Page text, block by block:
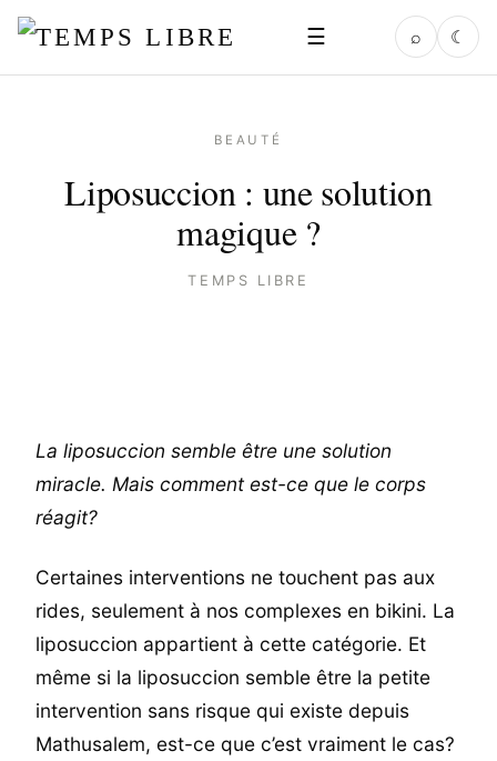
☰ ⌕ ☾
BEAUTÉ
Liposuccion : une solution
magique ?
TEMPS LIBRE
La liposuccion semble être une solution
miracle. Mais comment est-ce que le corps
réagit?
Certaines interventions ne touchent pas aux
rides, seulement à nos complexes en bikini. La
liposuccion appartient à cette catégorie. Et
même si la liposuccion semble être la petite
intervention sans risque qui existe depuis
Mathusalem, est-ce que c’est vraiment le cas?